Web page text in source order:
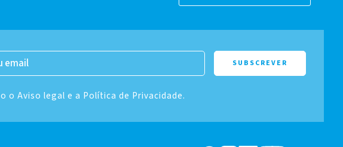
o Aviso legal e a Política de Privacidade.